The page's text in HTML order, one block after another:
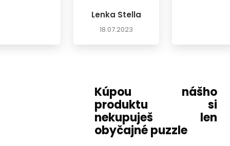
Lenka Stella
18.07.2023
Kúpou nášho
produktu si
nekupuješ len
obyčajné puzzle